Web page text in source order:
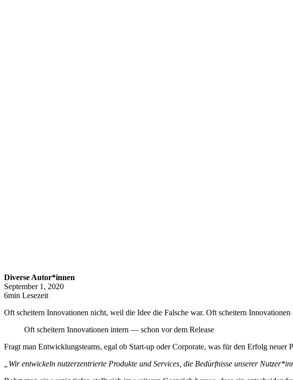
Diverse Autor*innen
September 1, 2020
6min Lesezeit
Oft scheitern Innovationen nicht, weil die Idee die Falsche war. Oft scheitern
Oft scheitern Innovationen intern — schon vor dem Release
Fragt man Entwicklungsteams, egal ob Start-up oder Corporate, was für den Erfolg neuer
„Wir entwickeln nutzerzentrierte Produkte und Services, die Bedürfnisse unserer